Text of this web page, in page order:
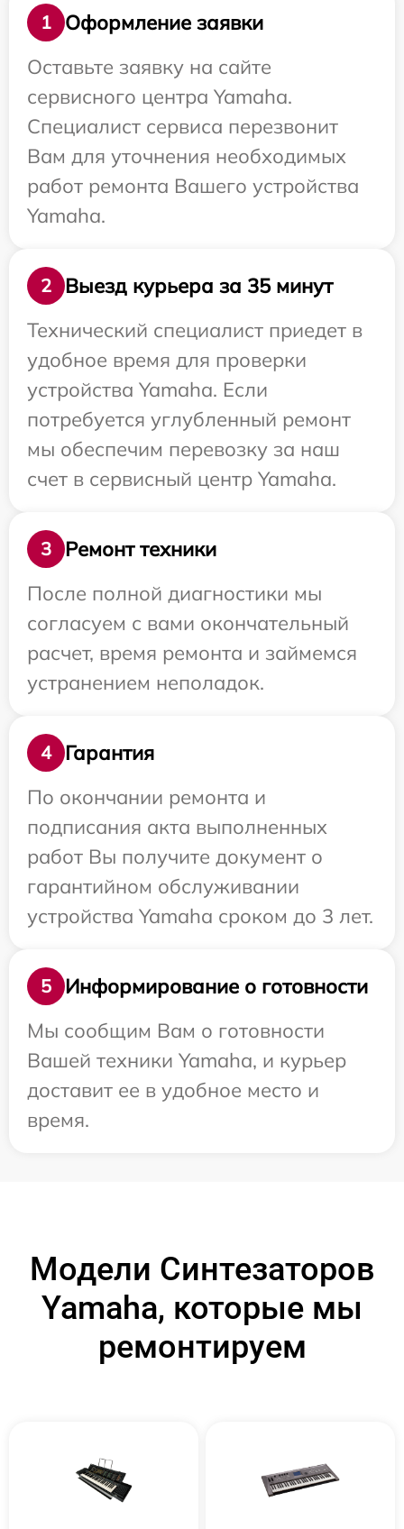
1
Оформление заявки
Оставьте заявку на сайте
сервисного центра Yamaha.
Специалист сервиса перезвонит
Вам для уточнения необходимых
работ ремонта Вашего устройства
Yamaha.
2
Выезд курьера за 35 минут
Технический специалист приедет в
удобное время для проверки
устройства Yamaha. Если
потребуется углубленный ремонт
мы обеспечим перевозку за наш
счет в сервисный центр Yamaha.
3
Ремонт техники
После полной диагностики мы
согласуем с вами окончательный
расчет, время ремонта и займемся
устранением неполадок.
4
Гарантия
По окончании ремонта и
подписания акта выполненных
работ Вы получите документ о
гарантийном обслуживании
устройства Yamaha сроком до 3 лет.
5
Информирование о готовности
Мы сообщим Вам о готовности
Вашей техники Yamaha, и курьер
доставит ее в удобное место и
время.
Модели Синтезаторов
Yamaha, которые мы
ремонтируем